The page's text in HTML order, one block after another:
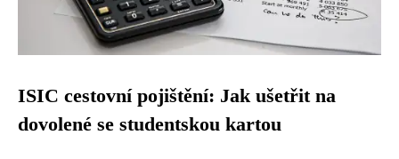
ISIC cestovní pojištění: Jak ušetřit na
dovolené se studentskou kartou